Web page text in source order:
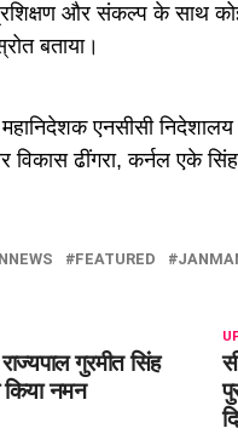
प्रशिक्षण और संकल्प के साथ
बताया।
महानिदेशक एनसीसी
विकास ढींगरा, कर्नल एके
FEATURED
गुरमीत सिंह
किया नमन